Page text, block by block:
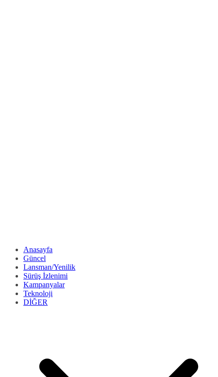
Anasayfa
Güncel
Lansman/Yenilik
Sürüş İzlenimi
Kampanyalar
Teknoloji
DİĞER